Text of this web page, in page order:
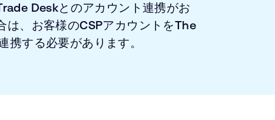
Deskとのアカウント連携がお
は、お客様のCSPアカウントをThe
携する必要があります。